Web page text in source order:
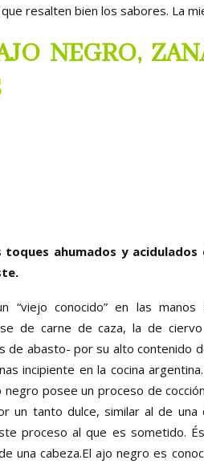
resalten bien los sabores. La
NEGRO,
toques ahumados y
“viejo conocido” en las
de carne de caza, la de
de abasto- por su alto
incipiente en la cocina
negro posee un proceso de
un tanto dulce, similar al de
proceso al que es sometido.
una cabeza.El ajo negro es